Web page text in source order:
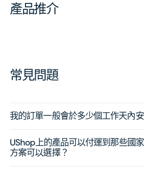
產品推介
常見問題
我的訂單一般會於多少個工作天內
UShop上的產品可以付運到那些國
方案可以選擇？